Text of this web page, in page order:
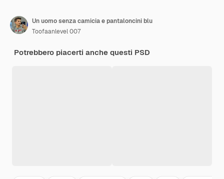
Un uomo senza camicia e pantaloncini blu
Toofaanlevel 007
Potrebbero piacerti anche questi PSD